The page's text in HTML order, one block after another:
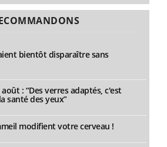
bientôt disparaître sans
: “Des verres adaptés, c'est
santé des yeux”
modifient votre cerveau !